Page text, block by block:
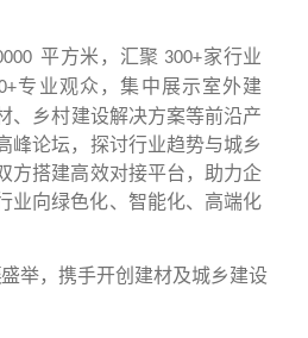
平方米，汇聚 300+家行业
专 业观众，集中展示室外建
、乡村建设解决方案等前沿产
峰论坛，探讨行业趋势与城乡
方搭建高效对接平台，助力企
业向绿色化、智能化、高端化
举，携手开创建材及城乡建设